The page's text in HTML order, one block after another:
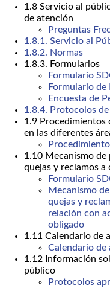
1.8 Servicio al
de atención
Preguntas
1.8.1. Servicio al
1.8.2. Normas
1.8.3. Formularios
Formulario
Formulario de
Encuesta de
1.8.4. Protocolos
1.9 Procedimientos
en las diferentes
1.10 Mecanismo
quejas y reclamos
Formulario
Mecanismo
quejas y
relación con
obligado
1.11 Calendario de
Calendario de
1.12 Información
público
Protocolos